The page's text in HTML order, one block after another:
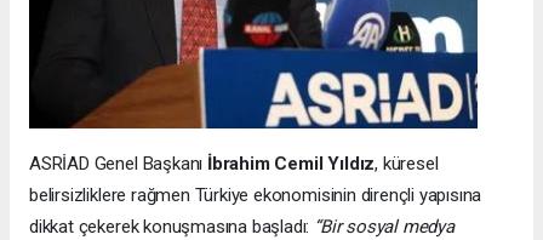
ASRİAD Genel Başkanı İbrahim Cemil Yıldız, küresel
belirsizliklere rağmen Türkiye ekonomisinin dirençli yapısına
dikkat çekerek konuşmasına başladı: “Bir sosyal medya